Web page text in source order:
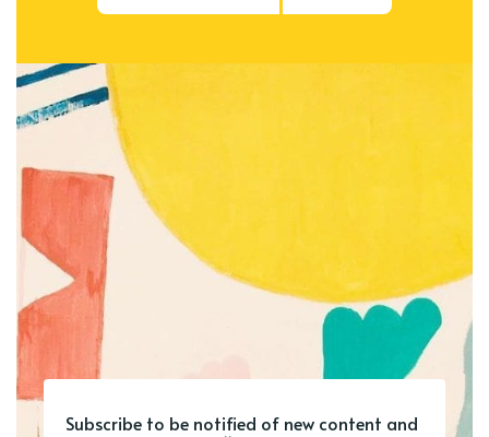
Subscribe to be notified of new content and